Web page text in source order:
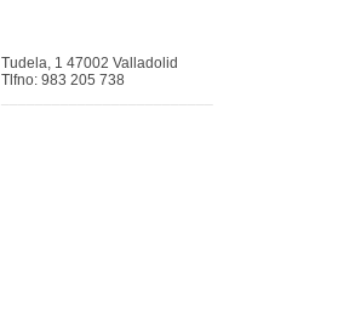
Tudela, 1 47002 Valladolid
Tlfno: 983 205 738